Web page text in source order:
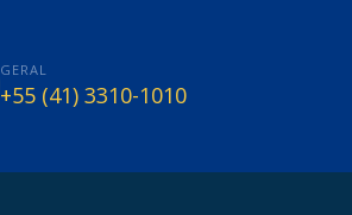
GERAL
+55 (41) 3310-1010